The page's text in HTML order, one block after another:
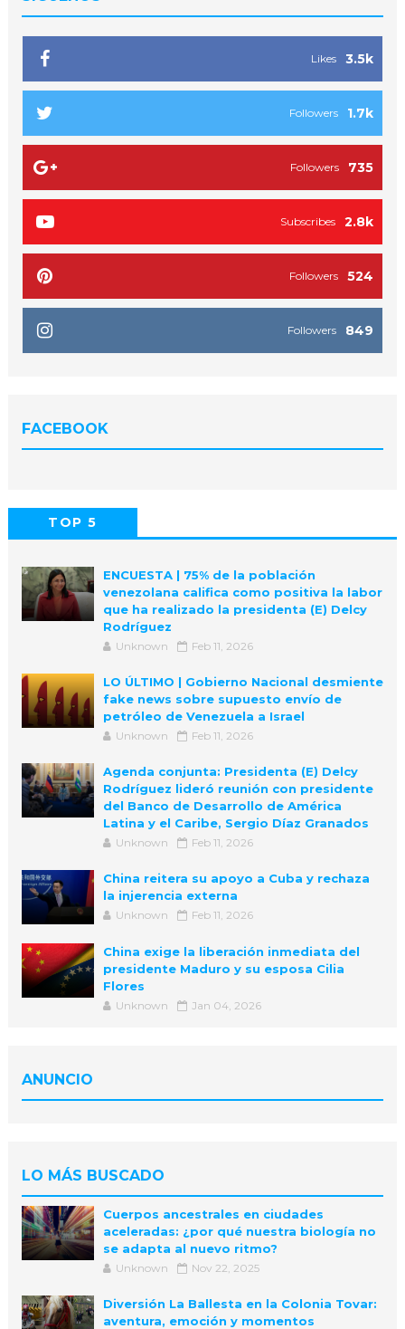
3.5k
Likes
1.7k
Followers
735
Followers
2.8k
Subscribes
524
Followers
849
Followers
FACEBOOK
TOP 5
ENCUESTA | 75% de la población
venezolana califica como positiva la labor
que ha realizado la presidenta (E) Delcy
Rodríguez
Unknown Feb 11, 2026
LO ÚLTIMO | Gobierno Nacional desmiente
fake news sobre supuesto envío de
petróleo de Venezuela a Israel
Unknown Feb 11, 2026
Agenda conjunta: Presidenta (E) Delcy
Rodríguez lideró reunión con presidente
del Banco de Desarrollo de América
Latina y el Caribe, Sergio Díaz Granados
Unknown Feb 11, 2026
China reitera su apoyo a Cuba y rechaza
la injerencia externa
Unknown Feb 11, 2026
China exige la liberación inmediata del
presidente Maduro y su esposa Cilia
Flores
Unknown Jan 04, 2026
ANUNCIO
LO MÁS BUSCADO
Cuerpos ancestrales en ciudades
aceleradas: ¿por qué nuestra biología no
se adapta al nuevo ritmo?
Unknown Nov 22, 2025
Diversión La Ballesta en la Colonia Tovar:
aventura, emoción y momentos